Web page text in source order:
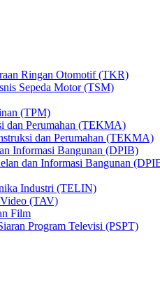
Ringan Otomotif (TKR)
Sepeda Motor (TSM)
(TPM)
dan Perumahan (TEKMA)
dan Perumahan (TEKMA)
Informasi Bangunan (DPIB)
dan Informasi Bangunan
Industri (TELIN)
(TAV)
Film
Program Televisi (PSPT)